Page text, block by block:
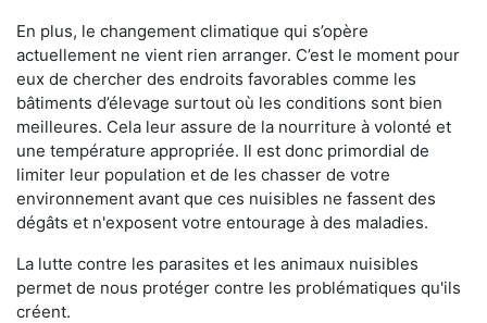
En plus, le changement climatique qui s’opère
actuellement ne vient rien arranger. C’est le moment pour
eux de chercher des endroits favorables comme les
bâtiments d’élevage surtout où les conditions sont bien
meilleures. Cela leur assure de la nourriture à volonté et
une température appropriée. Il est donc primordial de
limiter leur population et de les chasser de votre
environnement avant que ces nuisibles ne fassent des
dégâts et n'exposent votre entourage à des maladies.
La lutte contre les parasites et les animaux nuisibles
permet de nous protéger contre les problématiques qu'ils
créent.